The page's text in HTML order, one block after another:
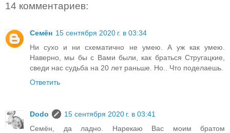
14 комментариев:
Семён 15 сентября 2020 г. в 03:34
Ни сухо и ни схематично не умею. А уж как умею.
Наверно, мы бы с Вами были, как браться Стругацкие,
сведи нас судьба на 20 лет раньше. Но.. Что поделаешь.
Ответить
Dodo
15 сентября 2020 г. в 03:41
Семён, да ладно. Нарекаю Вас моим братом